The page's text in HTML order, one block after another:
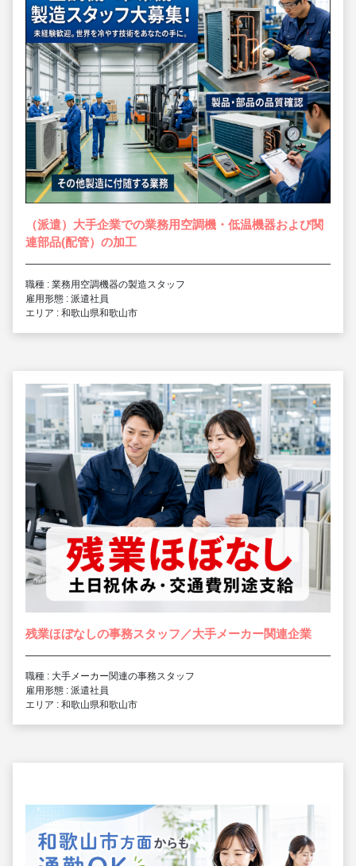
（派遣）大手企業での業務用空調機・低温機器および関
連部品(配管）の加工
職種 : 業務用空調機器の製造スタッフ
雇用形態 : 派遣社員
エリア : 和歌山県和歌山市
残業ほぼなしの事務スタッフ／大手メーカー関連企業
職種 : 大手メーカー関連の事務スタッフ
雇用形態 : 派遣社員
エリア : 和歌山県和歌山市